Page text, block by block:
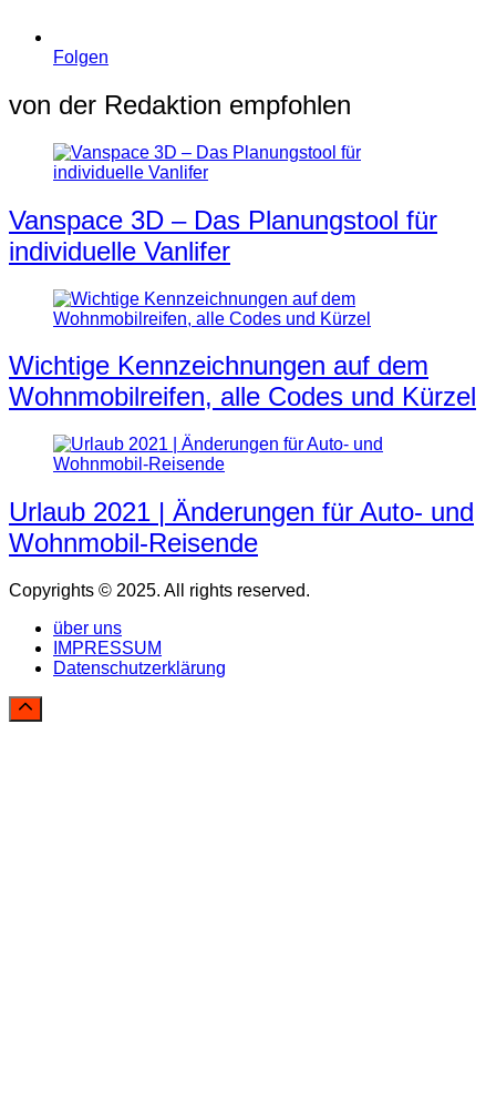
Folgen
von der Redaktion empfohlen
Vanspace 3D – Das Planungstool für
individuelle Vanlifer
Wichtige Kennzeichnungen auf dem
Wohnmobilreifen, alle Codes und Kürzel
Urlaub 2021 | Änderungen für Auto- und
Wohnmobil-Reisende
Copyrights © 2025. All rights reserved.
über uns
IMPRESSUM
Datenschutzerklärung